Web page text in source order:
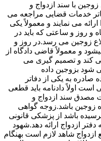
با سند ازدواج و
خدمات قضایی مراجعه می
می نمایند و معمولاً یکی
و روز و ساعتی که باید در
زوجین می رسد.در روز و
و معمولاً قاضی دادگاه از
کند و تصمیم گیری می
شود بزوجین داده
صادره به یکی از دفاتر
است اولاً دادنامه باید قطعی
مصدق سند ازدواج و
زوجین باشد.زوجه گواهی
باشد از پزشکی قانونی
ازدواج ارائه دهد.شهود
شاهد لازم است بهنگام